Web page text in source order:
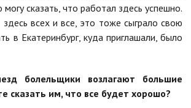
сказать, что работал здесь успешно.
всех и все, это тоже сыграло свою
в Екатеринбург, куда приглашали, было
болельщики возлагают большие
сказать им, что все будет хорошо?